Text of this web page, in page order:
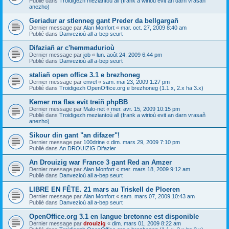
anezho)
Geriadur ar stlenneg gant Preder da bellgargañ
Dernier message par Alan Monfort « mar. oct. 27, 2009 8:40 am
Publié dans Danvezioù all a-bep seurt
Difaziañ ar c'hemmadurioù
Dernier message par job « lun. août 24, 2009 6:44 pm
Publié dans Danvezioù all a-bep seurt
staliañ open office 3.1 e brezhoneg
Dernier message par envel « sam. mai 23, 2009 1:27 pm
Publié dans Troidigezh OpenOffice.org e brezhoneg (1.1.x, 2.x ha 3.x)
Kemer ma flas evit treiñ phpBB
Dernier message par Malo-net « mer. avr. 15, 2009 10:15 pm
Publié dans Troidigezh meziantoù all (frank a wirioù evit an darn vrasañ
anezho)
Sikour din gant "an difazer"!
Dernier message par 100drine « dim. mars 29, 2009 7:10 pm
Publié dans An DROUIZIG Difazier
An Drouizig war France 3 gant Red an Amzer
Dernier message par Alan Monfort « mer. mars 18, 2009 9:12 am
Publié dans Danvezioù all a-bep seurt
LIBRE EN FÊTE. 21 mars au Triskell de Ploeren
Dernier message par Alan Monfort « sam. mars 07, 2009 10:43 am
Publié dans Danvezioù all a-bep seurt
OpenOffice.org 3.1 en langue bretonne est disponible
Dernier message par drouizig « dim. mars 01, 2009 8:22 am